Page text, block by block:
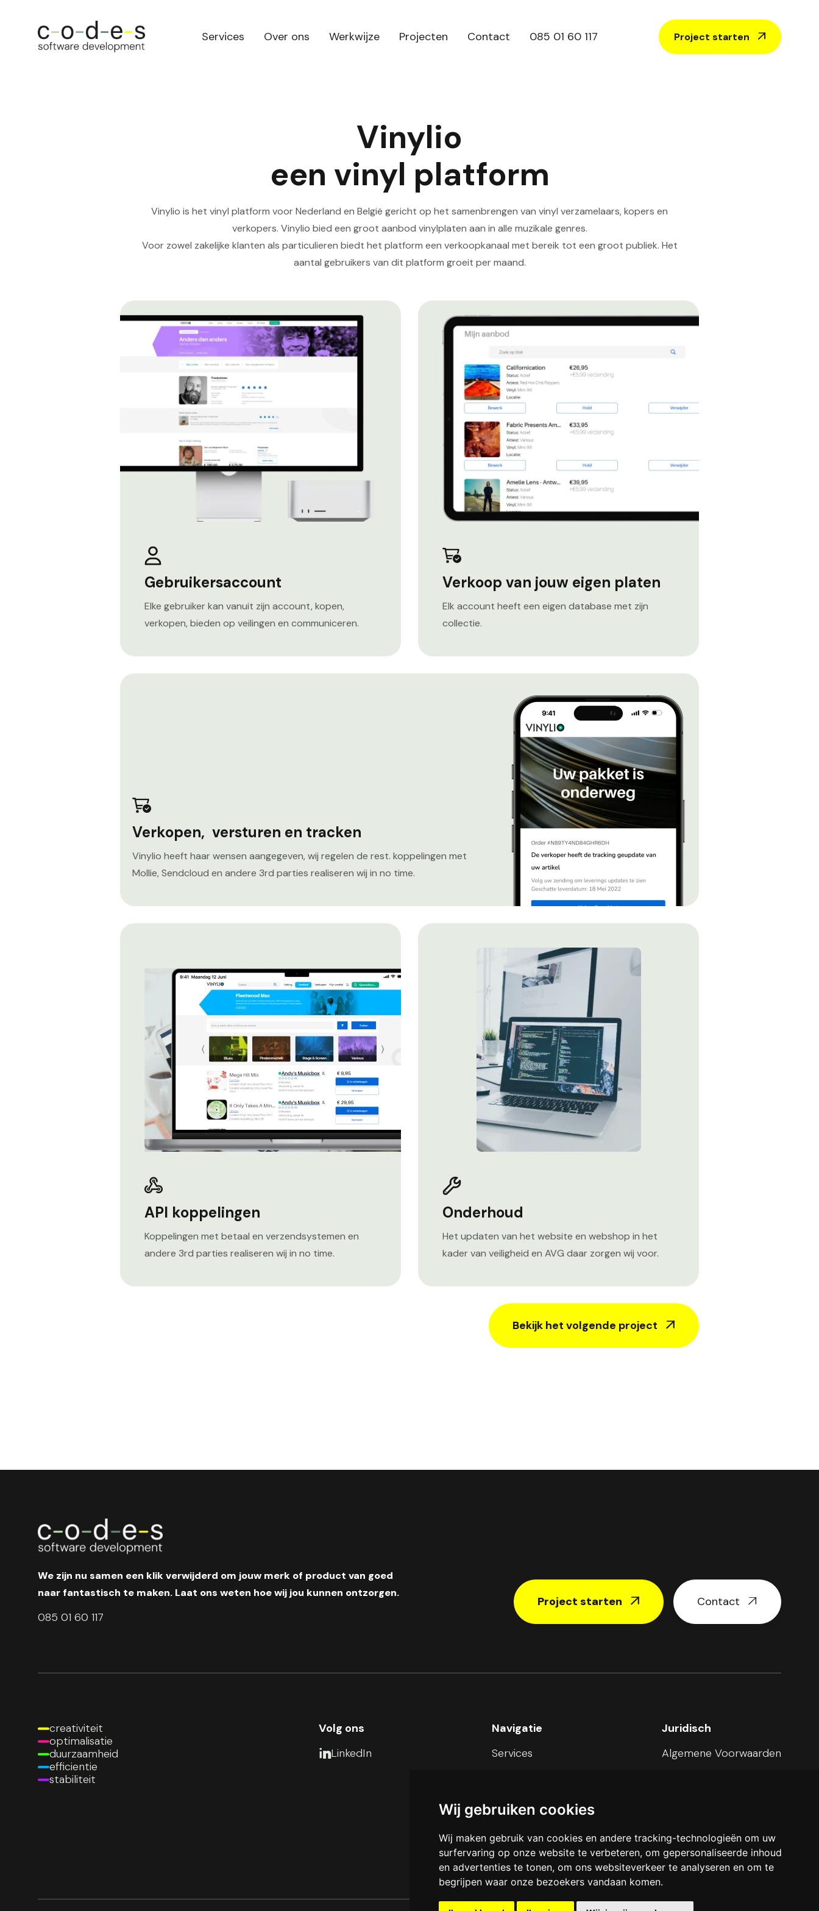
Wij gebruiken cookies
Wij maken gebruik van cookies en andere tracking-technologieën om uw
surfervaring op onze website te verbeteren, om gepersonaliseerde inhoud
en advertenties te tonen, om ons websiteverkeer te analyseren en om te
begrijpen waar onze bezoekers vandaan komen.
Services Over ons Werkwijze Projecten Contact 085 01 60 117 Project starten 
Vinylio
een vinyl platform
Vinylio is het vinyl platform voor Nederland en België gericht op het samenbrengen van vinyl verzamelaars, kopers en
verkopers. Vinylio bied een groot aanbod vinylplaten aan in alle muzikale genres.
Voor zowel zakelijke klanten als particulieren biedt het platform een verkoopkanaal met bereik tot een groot publiek. Het
aantal gebruikers van dit platform groeit per maand.
Gebruikersaccount
Elke gebruiker kan vanuit zijn account, kopen,
verkopen, bieden op veilingen en communiceren.
Verkoop van jouw eigen platen
Elk account heeft een eigen database met zijn
collectie.
Verkopen, versturen en tracken
Vinylio heeft haar wensen aangegeven, wij regelen de rest. koppelingen met
Mollie, Sendcloud en andere 3rd parties realiseren wij in no time.
API koppelingen
Koppelingen met betaal en verzendsystemen en
andere 3rd parties realiseren wij in no time.
Onderhoud
Het updaten van het website en webshop in het
kader van veiligheid en AVG daar zorgen wij voor.
Bekijk het volgende project 
We zijn nu samen een klik verwijderd om jouw merk of product van goed
naar fantastisch te maken. Laat ons weten hoe wij jou kunnen ontzorgen.
085 01 60 117
Project starten  Contact 
creativiteit
optimalisatie
duurzaamheid
efficientie
stabiliteit
Volg ons
LinkedIn
Navigatie
Services
Contact
Juridisch
Algemene Voorwaarden